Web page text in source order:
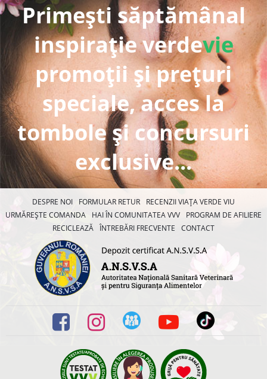
Primești săptămânal
inspirație verdevie
promoții și prețuri
speciale, acces la
tombole și concursuri
exclusive...
DESPRE NOI FORMULAR RETUR
RECENZII VIAȚA VERDE VIU
URMĂREȘTE COMANDA
HAI ÎN COMUNITATEA VVV
PROGRAM DE AFILIERE
RECICLEAZĂ ÎNTREBĂRI FRECVENTE CONTACT